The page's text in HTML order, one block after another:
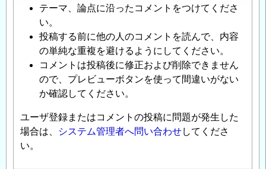
テーマ、論点に沿ったコメントをつけてくださ
い。
投稿する前に他の人のコメントを読んで、内容
の単純な重複を避けるようにしてください。
コメントは投稿後に修正および削除できません
ので、プレビューボタンを使って間違いがない
か確認してください。
ユーザ登録またはコメントの投稿に問題が発生した
場合は、
システム管理者へ問い合わせしてくださ
い。